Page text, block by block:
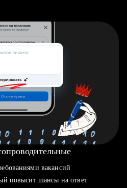
вакансий
повысит шансы на ответ